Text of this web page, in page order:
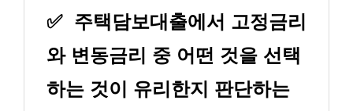
✅ 주택담보대출에서 고정금리
와 변동금리 중 어떤 것을 선택
하는 것이 유리한지 판단하는